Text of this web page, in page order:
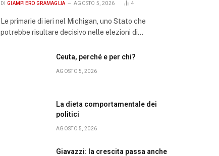
DI GIAMPIERO GRAMAGLIA AGOSTO 5, 2026 4
Le primarie di ieri nel Michigan, uno Stato che
potrebbe risultare decisivo nelle elezioni di…
Ceuta, perché e per chi?
AGOSTO 5, 2026
La dieta comportamentale dei
politici
AGOSTO 5, 2026
Giavazzi: la crescita passa anche